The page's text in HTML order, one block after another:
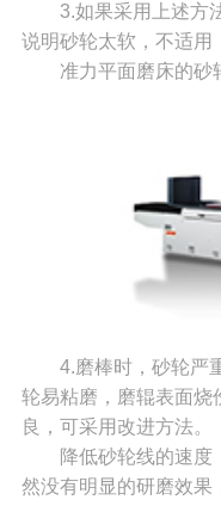
3.如果采用上述方法
说明砂轮太软，不适用
准力平面磨床的砂
4.磨棒时，砂轮严重
轮易粘磨，磨辊表面烧
良，可采用改进方法。
降低砂轮线的速度
然没有明显的研磨效果